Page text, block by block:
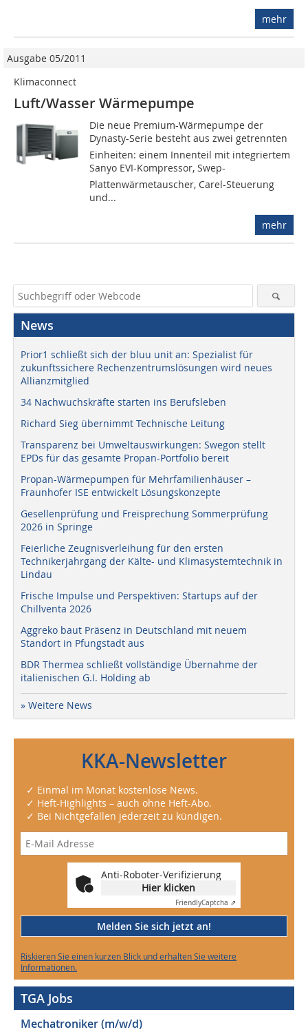
mehr
Ausgabe 05/2011
Klimaconnect
Luft/Wasser Wärmepumpe
Die neue Premium-Wärmepumpe der
Dynasty-Serie besteht aus zwei getrennten
Einheiten: einem Innenteil mit integriertem
Sanyo EVI-Kompressor, Swep-
Plattenwärmetauscher, Carel-Steuerung
und...
mehr
News
Prior1 schließt sich der bluu unit an: Spezialist für
zukunftssichere Rechenzentrumslösungen wird neues
Allianzmitglied
34 Nachwuchskräfte starten ins Berufsleben
Richard Sieg übernimmt Technische Leitung
Transparenz bei Umweltauswirkungen: Swegon stellt
EPDs für das gesamte Propan-Portfolio bereit
Propan-Wärmepumpen für Mehrfamilienhäuser –
Fraunhofer ISE entwickelt Lösungskonzepte
Gesellenprüfung und Freisprechung Sommerprüfung
2026 in Springe
Feierliche Zeugnisverleihung für den ersten
Technikerjahrgang der Kälte- und Klimasystemtechnik in
Lindau
Frische Impulse und Perspektiven: Startups auf der
Chillventa 2026
Aggreko baut Präsenz in Deutschland mit neuem
Standort in Pfungstadt aus
BDR Thermea schließt vollständige Übernahme der
italienischen G.I. Holding ab
» Weitere News
KKA-Newsletter
✓ Einmal im Monat kostenlose News.
✓ Heft-Highlights – auch ohne Heft-Abo.
✓ Bei Nichtgefallen jederzeit zu kündigen.
Anti-Roboter-Verifizierung
Hier klicken
FriendlyCaptcha ⇗
Melden Sie sich jetzt an!
Riskieren Sie einen kurzen Blick und erhalten Sie weitere
Informationen.
TGA Jobs
Mechatroniker (m/w/d)